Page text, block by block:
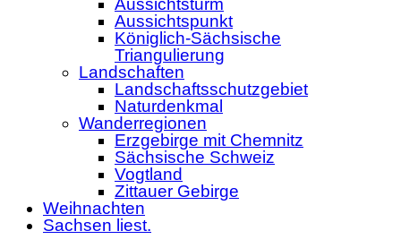
Aussichtspunkt
Königlich-Sächsische
Triangulierung
Landschaften
Landschaftsschutzgebiet
Naturdenkmal
Wanderregionen
Erzgebirge mit Chemnitz
Sächsische Schweiz
Vogtland
Zittauer Gebirge
Weihnachten
Sachsen liest.